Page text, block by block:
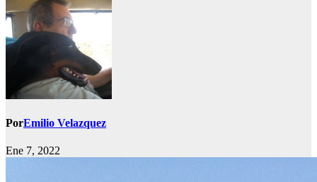
PorEmilio Velazquez
Ene 7, 2022